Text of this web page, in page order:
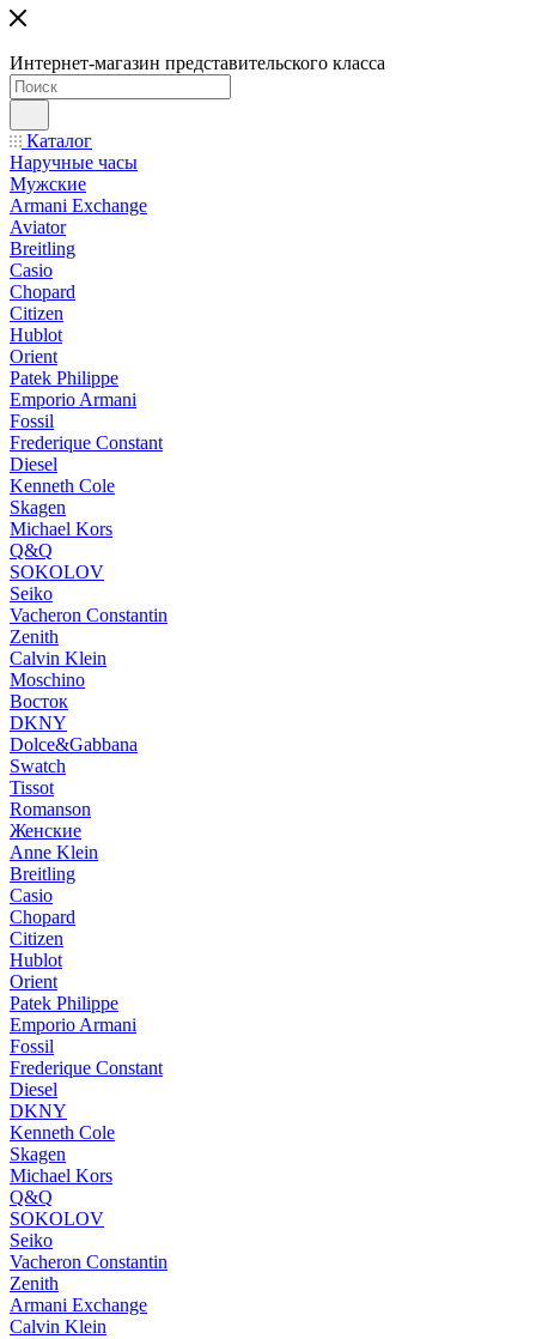
Интернет-магазин представительского класса
Каталог
Наручные часы
Мужские
Armani Exchange
Aviator
Breitling
Casio
Chopard
Citizen
Hublot
Orient
Patek Philippe
Emporio Armani
Fossil
Frederique Constant
Diesel
Kenneth Cole
Skagen
Michael Kors
Q&Q
SOKOLOV
Seiko
Vacheron Constantin
Zenith
Calvin Klein
Moschino
Восток
DKNY
Dolce&Gabbana
Swatch
Tissot
Romanson
Женские
Anne Klein
Breitling
Casio
Chopard
Citizen
Hublot
Orient
Patek Philippe
Emporio Armani
Fossil
Frederique Constant
Diesel
DKNY
Kenneth Cole
Skagen
Michael Kors
Q&Q
SOKOLOV
Seiko
Vacheron Constantin
Zenith
Armani Exchange
Calvin Klein